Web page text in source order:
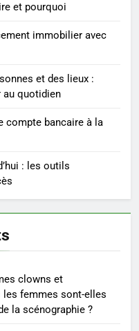
du poids
et durable
de l’oreille :
révélés pour une
grâce à The
et
et pourquoi
immobilier avec
et des lieux :
au quotidien
compte bancaire à la
: les outils
clowns et
les femmes sont-elles
la scénographie ?